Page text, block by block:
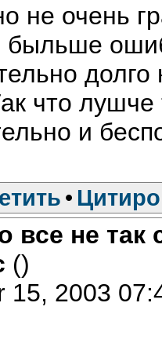
не очень
что
и
•
все не так
()
15, 2003